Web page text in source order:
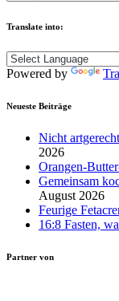
Translate into:
Powered by
Neueste Beiträge
Nicht
2026
Orangen-
Gemeinsam
August 2026
Feurige
16:8 Fasten,
Partner von